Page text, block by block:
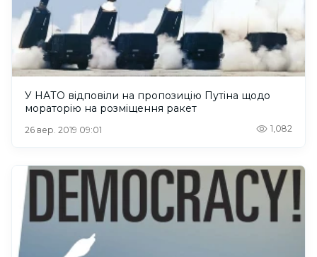
У НАТО відповіли на пропозицію Путіна щодо
мораторію на розміщення ракет
26 вер. 2019 09:01 1,082